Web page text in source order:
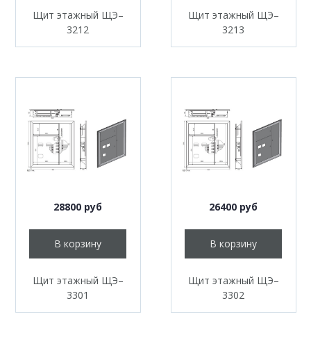
Щит этажный ЩЭ–
3212
Щит этажный ЩЭ–
3213
28800 руб
В корзину
Щит этажный ЩЭ–
3301
26400 руб
В корзину
Щит этажный ЩЭ–
3302